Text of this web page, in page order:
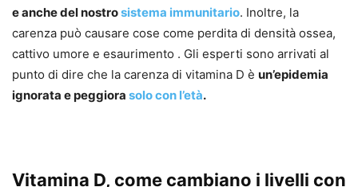
e anche del nostrosistema immunitario. Inoltre, la
carenza può causare cose come perdita di densità ossea,
cattivo umore e esaurimento . Gli esperti sono arrivati ​​al
punto di dire che la carenza di vitamina D è un’epidemia
ignorata e peggiora solo con l’età.
Vitamina D, come cambiano i livelli con